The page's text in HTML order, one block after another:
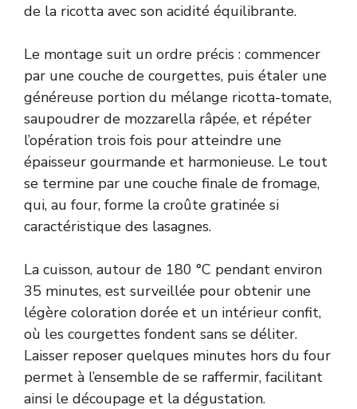
de la ricotta avec son acidité équilibrante.
Le montage suit un ordre précis : commencer
par une couche de courgettes, puis étaler une
généreuse portion du mélange ricotta-tomate,
saupoudrer de mozzarella râpée, et répéter
l’opération trois fois pour atteindre une
épaisseur gourmande et harmonieuse. Le tout
se termine par une couche finale de fromage,
qui, au four, forme la croûte gratinée si
caractéristique des lasagnes.
La cuisson, autour de 180 °C pendant environ
35 minutes, est surveillée pour obtenir une
légère coloration dorée et un intérieur confit,
où les courgettes fondent sans se déliter.
Laisser reposer quelques minutes hors du four
permet à l’ensemble de se raffermir, facilitant
ainsi le découpage et la dégustation.